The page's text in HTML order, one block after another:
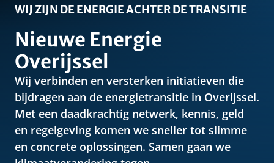
Nieuwe Energie
Overijssel
WIJ ZIJN DE ENERGIE ACHTER DE TRANSITIE
Wij verbinden en versterken initiatieven die
bijdragen aan de energietransitie in Overijssel.
Met een daadkrachtig netwerk, kennis, geld
en regelgeving komen we sneller tot slimme
en concrete oplossingen. Samen gaan we